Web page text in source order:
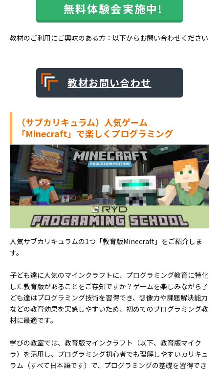
無料体験会実施中!
教材のご利用にご興味のある方：以下からお問い合わせください
教材お問い合わせ
（サブカリキュラム）人気ゲーム
「Minecraft」で楽しくプログラミング
人気サブカリキュラムの1つ「教育版Minecraft」をご紹介しま
す。
子ども達に人気のマインクラフトに、プログラミング教育に特化
した教育版があることをご存知ですか？ゲームを楽しみながら子
ども達はプログラミング技術を習得でき、想像力や課題解決能力
などの教育効果を実感しやすいため、初めてのプログラミング教
材に最適です。
学びの教室では、教育版マインクラフト（以下、教育版マイク
ラ）を活用し、プログラミング初心者でも理解しやすいカリキュ
ラム（すべて日本語です）で、プログラミングの基礎を習得でき